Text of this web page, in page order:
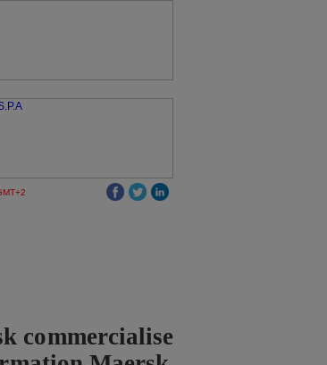
commercialise